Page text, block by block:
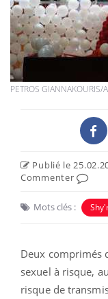
PETROS GIANNAKOURIS/
Publié le
Commenter
Mots clés :
Deux comprimés
sexuel à risque,
risque de